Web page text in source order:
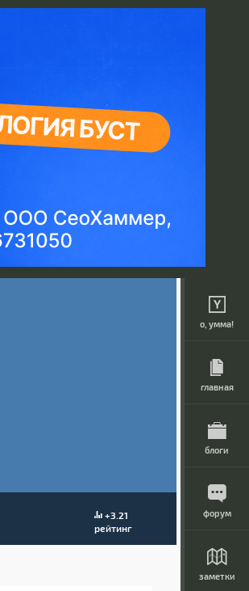
о, умма!
главная
блоги
форум
заметки
+3.21
рейтинг